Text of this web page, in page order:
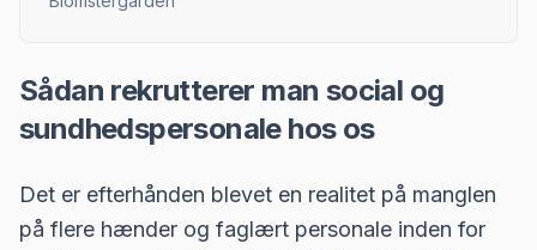
Sådan rekrutterer man social og
sundhedspersonale hos os
Det er efterhånden blevet en realitet på manglen
på flere hænder og faglært personale inden for